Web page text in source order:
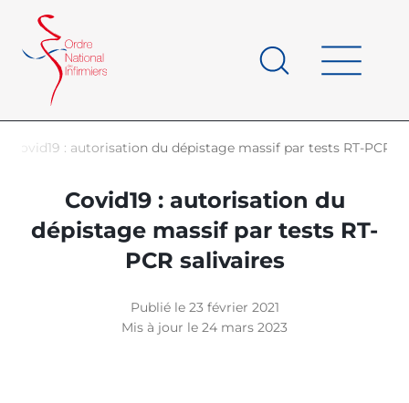
contenu
principal
d'Ariane
Covid19 : autorisation du dépistage massif par tests RT-PCR
Covid19 : autorisation du
dépistage massif par tests RT-
PCR salivaires
Publié le 23 février 2021
Mis à jour le 24 mars 2023
page
Panneau de gestion des cookies